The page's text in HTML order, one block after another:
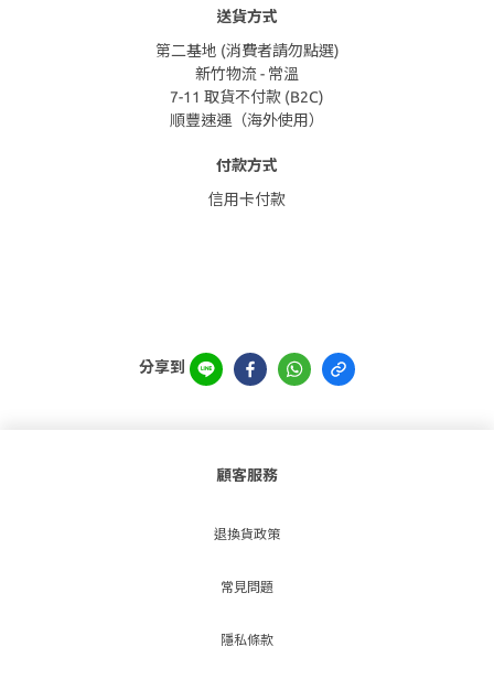
送貨方式
第二基地 (消費者請勿點選)
新竹物流 - 常溫
7-11 取貨不付款 (B2C)
順豐速運（海外使用）
付款方式
信用卡付款
分享到
顧客服務
退換貨政策
常見問題
隱私條款